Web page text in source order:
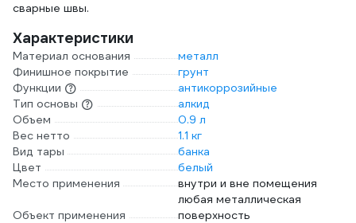
сварные швы.
Характеристики
Материал основания
металл
Финишное покрытие
грунт
Функции
антикоррозийные
Тип основы
алкид
Объем
0.9 л
Вес нетто
1.1 кг
Вид тары
банка
Цвет
белый
Место применения
внутри и вне помещения
Объект применения
любая металлическая
поверхность